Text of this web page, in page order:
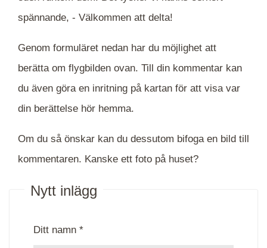
spännande, - Välkommen att delta!
Genom formuläret nedan har du möjlighet att
berätta om flygbilden ovan. Till din kommentar kan
du även göra en inritning på kartan för att visa var
din berättelse hör hemma.
Om du så önskar kan du dessutom bifoga en bild till
kommentaren. Kanske ett foto på huset?
Nytt inlägg
Ditt namn *